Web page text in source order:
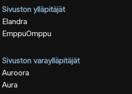
Sivuston ylläpitäjät
Elandra
EmppuOmppu
Sivuston varaylläpitäjät
Auroora
Aura